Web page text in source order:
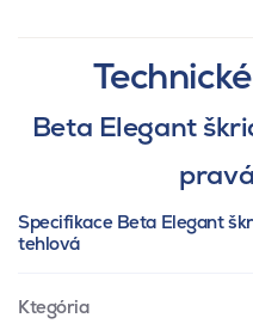
Beta Elegant
Specifikace Beta Elegant
tehlová
Ktegória